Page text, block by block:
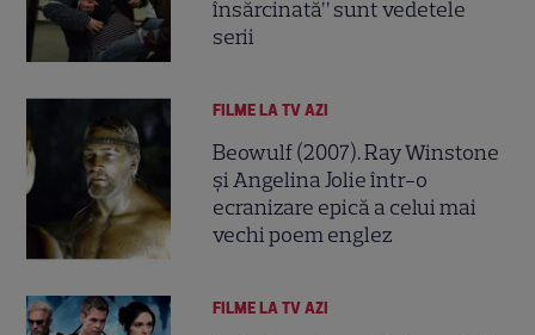
însărcinată” sunt vedetele
serii
FILME LA TV AZI
Beowulf (2007). Ray Winstone
și Angelina Jolie într-o
ecranizare epică a celui mai
vechi poem englez
FILME LA TV AZI